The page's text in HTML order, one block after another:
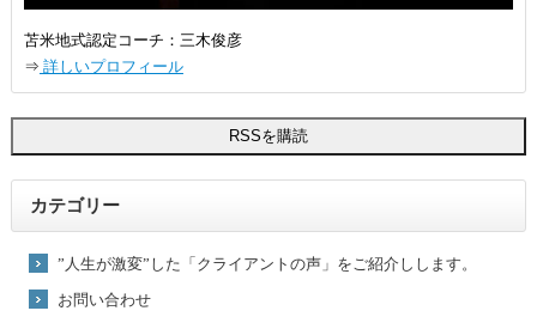
苫米地式認定コーチ：三木俊彦
⇒ 詳しいプロフィール
カテゴリー
”人生が激変”した「クライアントの声」をご紹介しします。
お問い合わせ